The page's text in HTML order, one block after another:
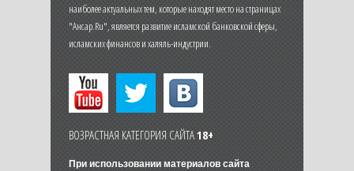
наиболее актуальных тем, которые находят место на страницах
"Ансар.Ru", является развитие исламской банковской сферы,
исламских финансов и халяль-индустрии.
ВОЗРАСТНАЯ КАТЕГОРИЯ САЙТА18+
При использовании материалов сайта